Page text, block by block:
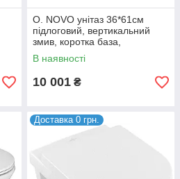
O. NOVO унітаз 36*61см
підлоговий, вертикальний
змив, коротка база,
горизонтальний випуск, колір
білий альпін
В наявності
10 001 ₴
Доставка 0 грн.